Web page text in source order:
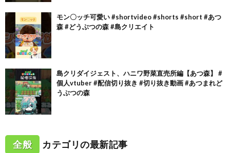
モン〇ッチ可愛い #shortvideo #shorts #short #あつ
森 #どうぶつの森 #島クリエイト
島クリダイジェスト、ハニワ野菜直売所編【あつ森】 #
個人vtuber #配信切り抜き #切り抜き動画 #あつまれど
うぶつの森
全般 カテゴリの最新記事